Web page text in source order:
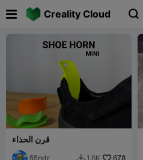
Creality Cloud 
قرن الحذاء
fifindr  1.6K 678